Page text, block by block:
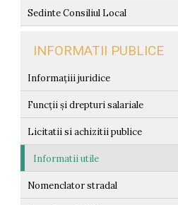
Sedinte Consiliul Local
INFORMATII PUBLICE
Informațiii juridice
Funcții și drepturi salariale
Licitatii si achizitii publice
Informatii utile
Nomenclator stradal